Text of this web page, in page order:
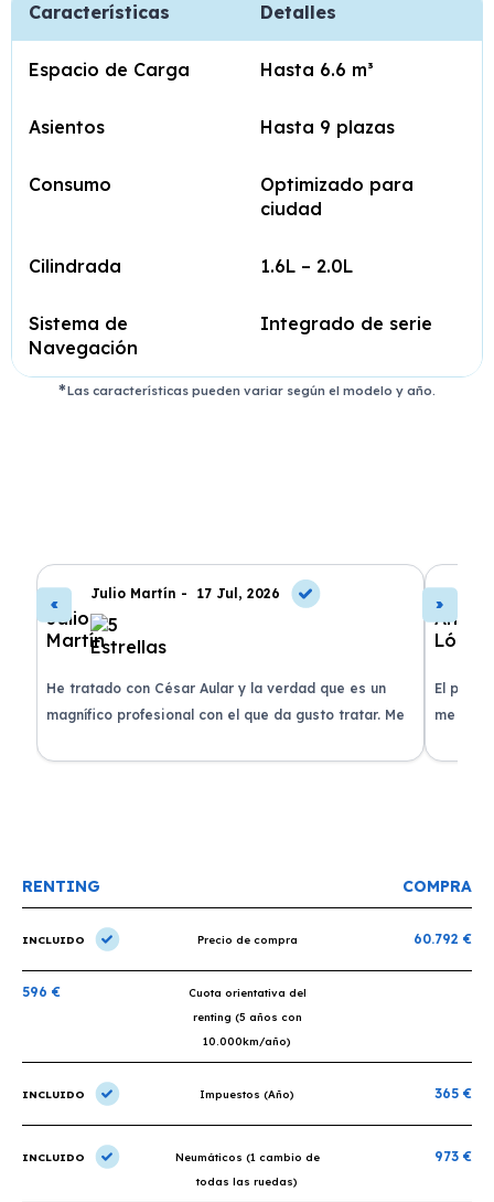
Características Detalles
Espacio de Carga Hasta 6.6 m³
Asientos Hasta 9 plazas
Consumo
Optimizado para
ciudad
Cilindrada 1.6L – 2.0L
Sistema de
Navegación
Integrado de serie
Las características pueden variar según el modelo y año.
Julio Martín - 17 Jul, 2026
He tratado con César Aular y la verdad que es un
magnífico profesional con el que da gusto tratar. Me
recomiendo un montón, muchas gracias!
El
me
plazo
RENTING COMPRA
INCLUIDO Precio de compra 60.792 €
596 €
Cuota orientativa del
renting (5 años con
10.000km/año)
INCLUIDO Impuestos (Año) 365 €
INCLUIDO
Neumáticos (1 cambio de
todas las ruedas)
973 €